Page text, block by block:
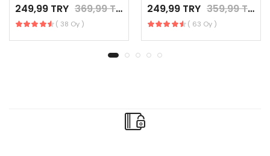
249,99 TRY 369,99 TRY
( 38 Oy )
249,99 TRY 359,99 TRY
( 63 Oy )